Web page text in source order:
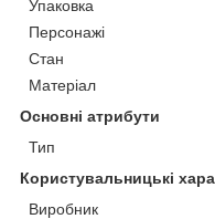
Упаковка
Персонажі
Стан
Матеріал
Основні атрибути
Тип
Користувальницькі
Виробник